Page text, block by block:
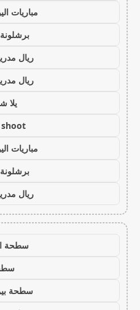
مباريات
ريال
ريال
يلا
مباريات
ريال
سطحة
سطحة